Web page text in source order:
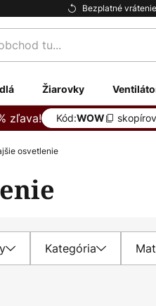
Bezplatné
Žiarovky
zľava! Kód:WOW
osvetlenie
Kategória